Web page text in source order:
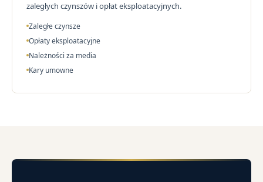
zaległych czynszów i opłat eksploatacyjnych.
Zaległe czynsze
Opłaty eksploatacyjne
Należności za media
Kary umowne